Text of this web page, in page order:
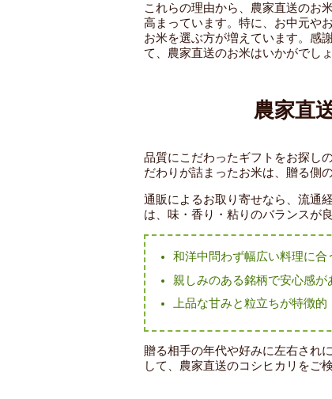
これらの理由から、農家直送のお
高まっています。特に、お中元や
お米を選ぶ方が増えています。感
て、農家直送のお米はいかがでしょ
農家直
品質にこだわったギフトをお探し
だわりが詰まったお米は、贈る側
通販によるお取り寄せなら、流通
は、味・香り・粘りのバランスが
和洋中問わず幅広い料理に合
親しみのある銘柄で安心感が
上品な甘みと粒立ちが特徴的
贈る相手の年代や好みに左右され
して、農家直送のコシヒカリをご